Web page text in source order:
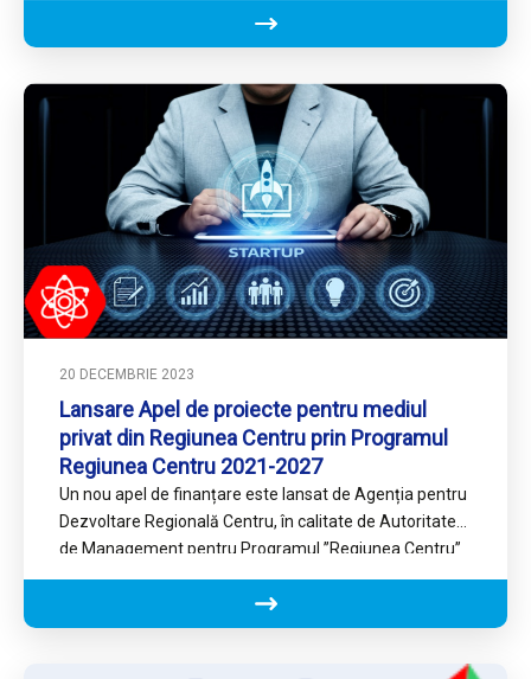
20 DECEMBRIE 2023
Lansare Apel de proiecte pentru mediul
privat din Regiunea Centru prin Programul
Regiunea Centru 2021-2027
Un nou apel de finanțare este lansat de Agenția pentru
Dezvoltare Regională Centru, în calitate de Autoritate
de Management pentru Programul ”Regiunea Centru”
(PR Centru)…